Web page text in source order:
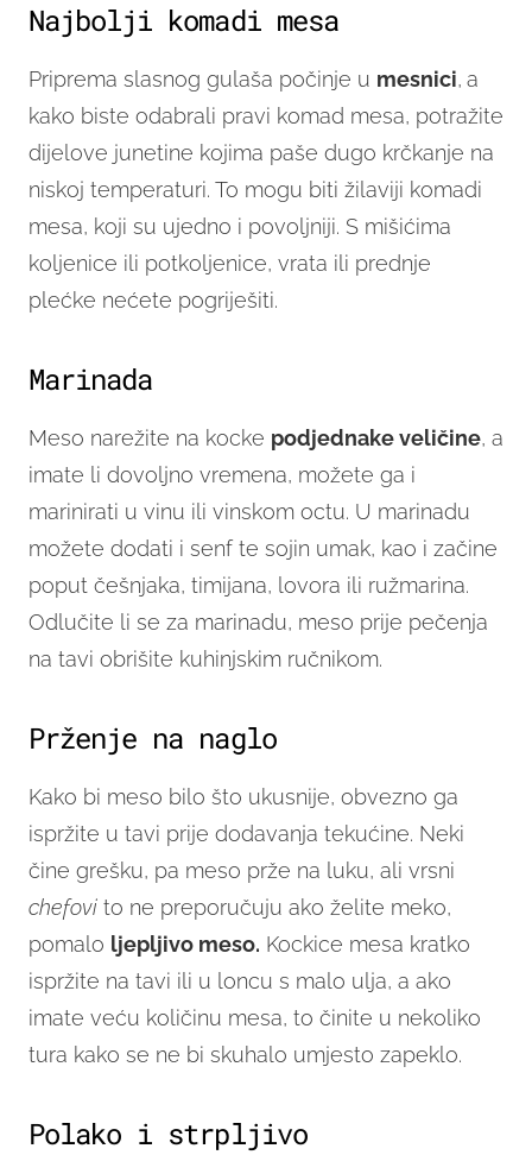
Najbolji komadi mesa
Priprema slasnog gulaša počinje u mesnici, a
kako biste odabrali pravi komad mesa, potražite
dijelove junetine kojima paše dugo krčkanje na
niskoj temperaturi. To mogu biti žilaviji komadi
mesa, koji su ujedno i povoljniji. S mišićima
koljenice ili potkoljenice, vrata ili prednje
plećke nećete pogriješiti.
Marinada
Meso narežite na kocke podjednake veličine, a
imate li dovoljno vremena, možete ga i
marinirati u vinu ili vinskom octu. U marinadu
možete dodati i senf te sojin umak, kao i začine
poput češnjaka, timijana, lovora ili ružmarina.
Odlučite li se za marinadu, meso prije pečenja
na tavi obrišite kuhinjskim ručnikom.
Prženje na naglo
Kako bi meso bilo što ukusnije, obvezno ga
ispržite u tavi prije dodavanja tekućine. Neki
čine grešku, pa meso prže na luku, ali vrsni
chefovi to ne preporučuju ako želite meko,
pomalo ljepljivo meso. Kockice mesa kratko
ispržite na tavi ili u loncu s malo ulja, a ako
imate veću količinu mesa, to činite u nekoliko
tura kako se ne bi skuhalo umjesto zapeklo.
Polako i strpljivo